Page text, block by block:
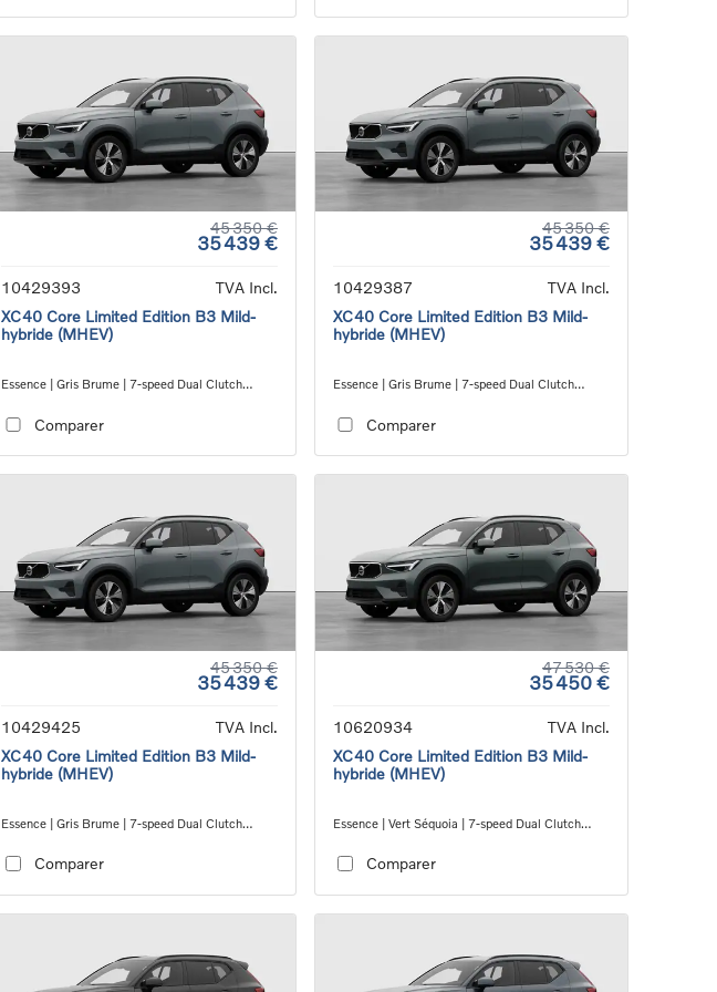
45 350 €
35 439 €
10429393
TVA Incl.
XC40 Core Limited Edition B3 Mild-
hybride (MHEV)
Essence | Gris Brume | 7-speed Dual Clutch
Comparer
45 350 €
35 439 €
10429387
TVA Incl.
XC40 Core Limited Edition B3 Mild-
hybride (MHEV)
Essence | Gris Brume | 7-speed Dual Clutch
Comparer
45 350 €
35 439 €
10429425
TVA Incl.
XC40 Core Limited Edition B3 Mild-
hybride (MHEV)
Essence | Gris Brume | 7-speed Dual Clutch
Comparer
47 530 €
35 450 €
10620934
TVA Incl.
XC40 Core Limited Edition B3 Mild-
hybride (MHEV)
Essence | Vert Séquoia | 7-speed Dual Clutch
Comparer